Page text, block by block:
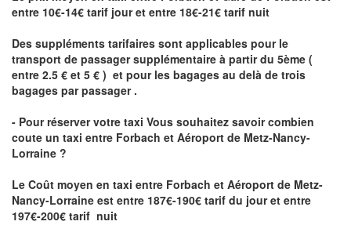
entre 10€-14€ tarif jour et entre 18€-21€ tarif nuit
Des suppléments tarifaires sont applicables pour le
transport de passager supplémentaire à partir du 5ème (
entre 2.5 € et 5 € ) et pour les bagages au delà de trois
bagages par passager .
- Pour réserver votre taxi Vous souhaitez savoircombien
coute un taxi entre Forbach et Aéroport de Metz-Nancy-
Lorraine ?
Le Coût moyen en taxi entre Forbach et Aéroport de Metz-
Nancy-Lorraine est entre 187€-190€ tarif du jour et entre
197€-200€ tarif nuit